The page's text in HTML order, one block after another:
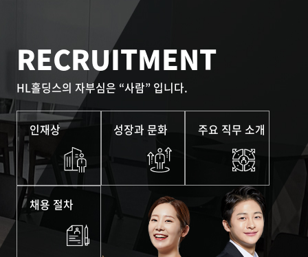
RECRUITMENT
HL홀딩스의 자부심은 “사람” 입니다.
인재상 성장과 문화 주요 직무 소개
채용 절차